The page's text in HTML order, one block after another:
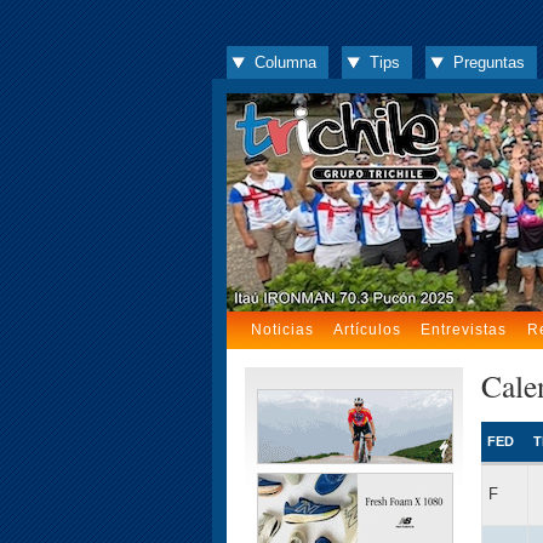
Columna Tips Preguntas
Noticias Artículos Entrevistas
FED
F